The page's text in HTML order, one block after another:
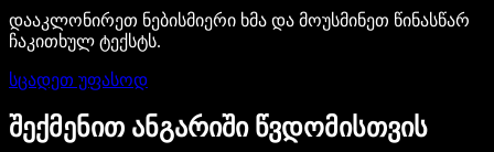
დააკლონირეთ ნებისმიერი ხმა და მოუსმინეთ წინასწარ
ჩაკითხულ ტექსტს.
სცადეთ უფასოდ
შექმენით ანგარიში წვდომისთვის